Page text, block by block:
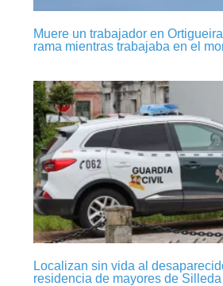
Muere un trabajador en
rama mientras trabajaba en el
Localizan sin vida al
residencia de mayores de Silleda